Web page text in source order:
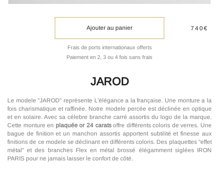
Ajouter au panier
Frais de ports internationaux offerts
Paiement en 2, 3 ou 4 fois sans frais
740€
JAROD
Le modele "JAROD" représente L'élégance a la française. Une monture a la
fois charismatique et raffinée. Notre modele percée est déclinée en optique
et en solaire. Avec sa célebre branche carré assortis du logo de la marque.
Cette monture en plaquée or 24 caratsoffre différents coloris de verres. Une
bague de finition et un manchon assortis apportent subtilité et finesse aux
finitions de ce modele se déclinant en différents coloris. Des plaquettes "effet
métal" et des branches Flex en métal brossé élégamment siglées IRON
PARIS pour ne jamais laisser le confort de côté.